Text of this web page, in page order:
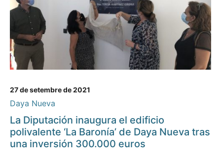
27 de setembre de 2021
Daya Nueva
La Diputación inaugura el edificio
polivalente ‘La Baronía’ de Daya Nueva tras
una inversión 300.000 euros